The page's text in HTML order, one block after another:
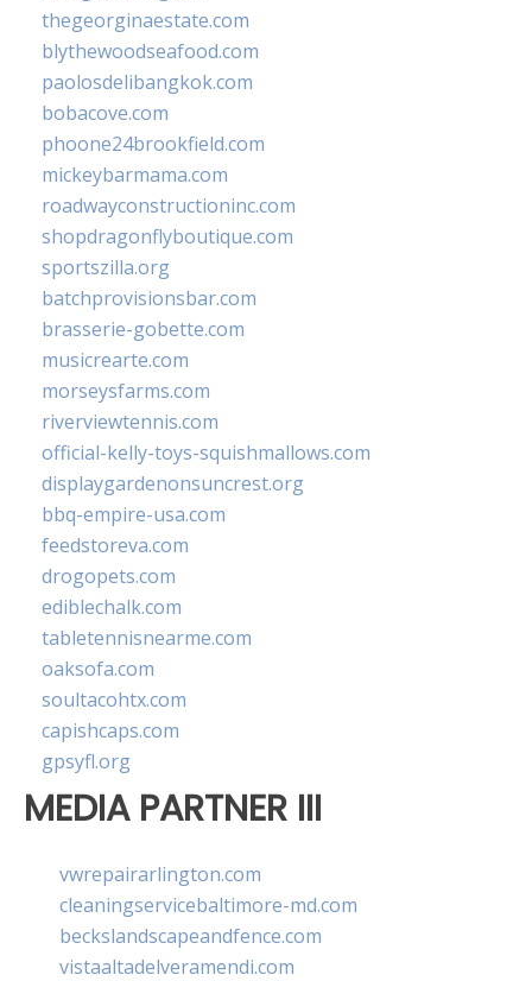
thegeorginaestate.com
blythewoodseafood.com
paolosdelibangkok.com
bobacove.com
phoone24brookfield.com
mickeybarmama.com
roadwayconstructioninc.com
shopdragonflyboutique.com
sportszilla.org
batchprovisionsbar.com
brasserie-gobette.com
musicrearte.com
morseysfarms.com
riverviewtennis.com
official-kelly-toys-squishmallows.com
displaygardenonsuncrest.org
bbq-empire-usa.com
feedstoreva.com
drogopets.com
ediblechalk.com
tabletennisnearme.com
oaksofa.com
soultacohtx.com
capishcaps.com
gpsyfl.org
MEDIA PARTNER III
vwrepairarlington.com
cleaningservicebaltimore-md.com
beckslandscapeandfence.com
vistaaltadelveramendi.com